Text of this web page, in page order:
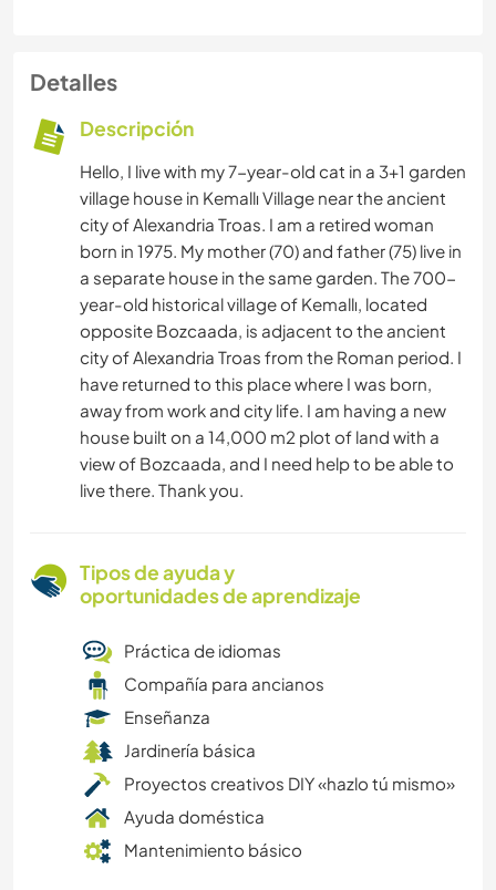
Detalles
Descripción
Hello, I live with my 7-year-old cat in a 3+1 garden
village house in Kemallı Village near the ancient
city of Alexandria Troas. I am a retired woman
born in 1975. My mother (70) and father (75) live in
a separate house in the same garden. The 700-
year-old historical village of Kemallı, located
opposite Bozcaada, is adjacent to the ancient
city of Alexandria Troas from the Roman period. I
have returned to this place where I was born,
away from work and city life. I am having a new
house built on a 14,000 m2 plot of land with a
view of Bozcaada, and I need help to be able to
live there. Thank you.
Tipos de ayuda y
oportunidades de aprendizaje
Práctica de idiomas
Compañía para ancianos
Enseñanza
Jardinería básica
Proyectos creativos DIY «hazlo tú mismo»
Ayuda doméstica
Mantenimiento básico